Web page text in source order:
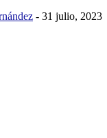
- 31 julio, 2023